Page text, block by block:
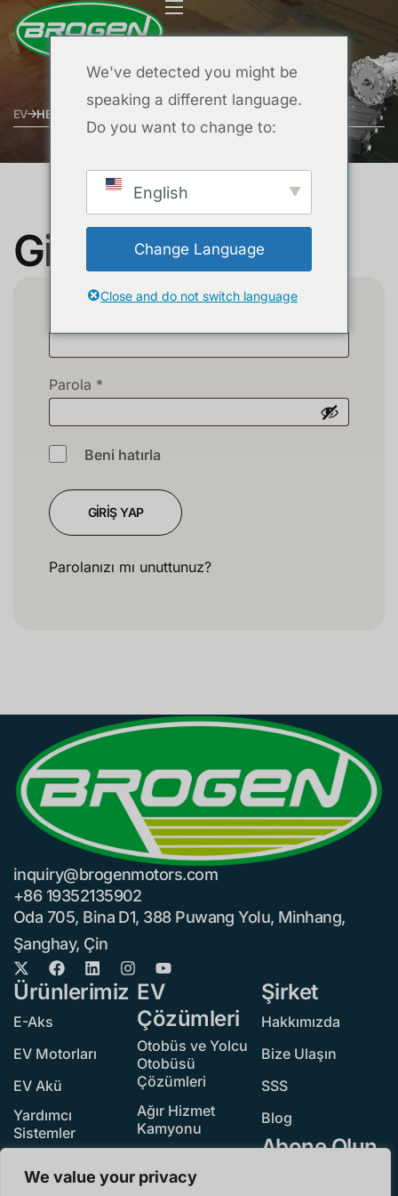
We value your privacy
EV HESABIM
Giriş Yap
Parola *
Beni hatırla
GIRIŞ YAP
Parolanızı mı unuttunuz?
inquiry@brogenmotors.com
+86 19352135902
Oda 705, Bina D1, 388 Puwang Yolu, Minhang,
Şanghay, Çin
Ürünlerimiz
E-Aks
EV Motorları
EV Akü
Yardımcı
Sistemler
EV
Çözümleri
Otobüs ve Yolcu
Otobüsü
Çözümleri
Ağır Hizmet
Kamyonu
Kamyonu
Şirket
Hakkımızda
Bize Ulaşın
SSS
Blog
Abone Olun
We've detected you might be
speaking a different language.
Do you want to change to:
English
Change Language
Close and do not switch language